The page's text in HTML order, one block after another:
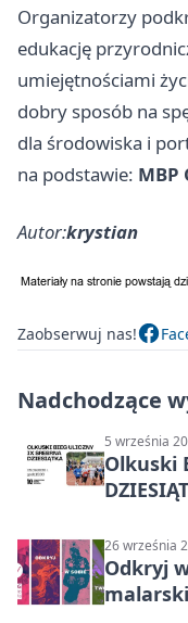
Organizatorzy
edukację
umiejętnościami
dobry sposób na
dla środowiska i
na podstawie: MBP
Autor:krystian
Zaobserwuj nas!
Nadchodzące
5 września
Olkuski
26 września
Odkryj